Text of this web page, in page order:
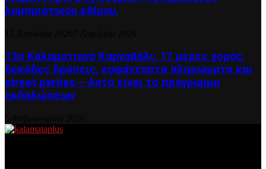
λαμπριάτικου εθίμου.
13ο Καλαματιανό Καρναβάλι: 17 μέρες χορός,
δεκάδες δράσεις, ευφάνταστα πληρώματα και
street parties – Αυτό είναι το πρόγραμμα
εκδηλώσεων